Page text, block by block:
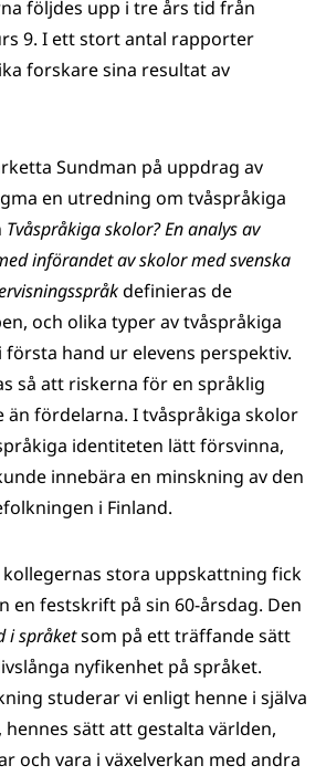
följdes upp i tre års tid från
9. I ett stort antal rapporter
forskare sina resultat av
Sundman på uppdrag av
en utredning om tvåspråkiga
Tvåspråkiga skolor? En analys av
införandet av skolor med svenska
definieras de
och olika typer av tvåspråkiga
hand ur elevens perspektiv.
så att riskerna för en språklig
fördelarna. I tvåspråkiga skolor
identiteten lätt försvinna,
innebära en minskning av den
i Finland.
stora uppskattning fick
en festskrift på sin 60-årsdag. Den
i språketsom på ett träffande sätt
nyfikenhet på språket.
studerar vi enligt henne i själva
sätt att gestalta världen,
och vara i växelverkan med andra